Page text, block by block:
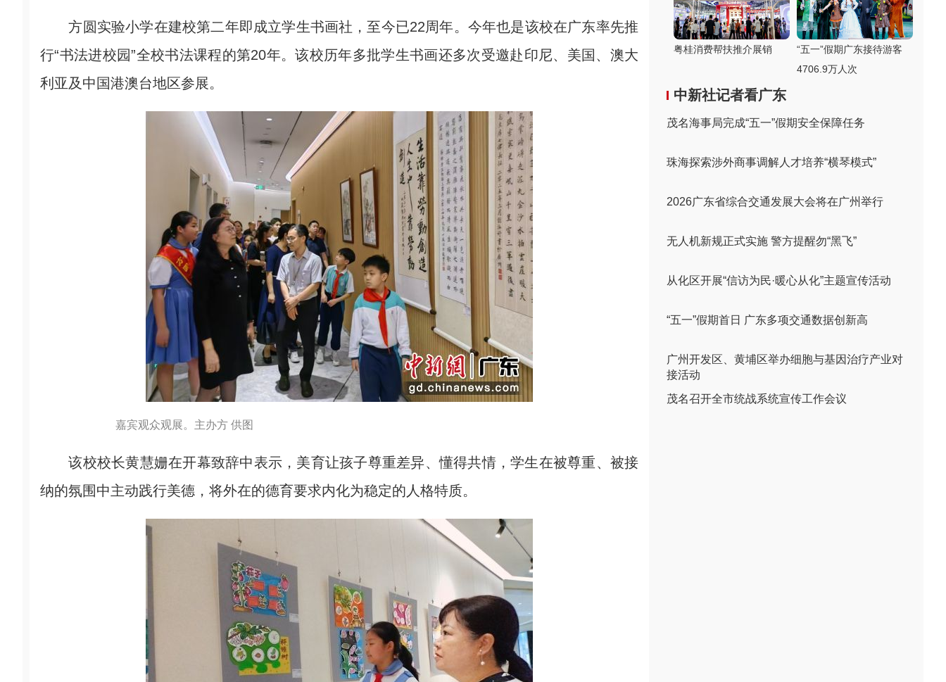
方圆实验小学在建校第二年即成立学生书画社，至今已22周年。今年也是该校在广东率先推
行“书法进校园”全校书法课程的第20年。该校历年多批学生书画还多次受邀赴印尼、美国、澳大
利亚及中国港澳台地区参展。
嘉宾观众观展。主办方 供图
该校校长黄慧姗在开幕致辞中表示，美育让孩子尊重差异、懂得共情，学生在被尊重、被接
纳的氛围中主动践行美德，将外在的德育要求内化为稳定的人格特质。
粤桂消费帮扶推介展销
“五一”假期广东接待游客
4706.9万人次
中新社记者看广东
茂名海事局完成“五一”假期安全保障任务
珠海探索涉外商事调解人才培养“横琴模式”
2026广东省综合交通发展大会将在广州举行
无人机新规正式实施 警方提醒勿“黑飞”
从化区开展“信访为民·暖心从化”主题宣传活动
“五一”假期首日 广东多项交通数据创新高
广州开发区、黄埔区举办细胞与基因治疗产业对
接活动
茂名召开全市统战系统宣传工作会议